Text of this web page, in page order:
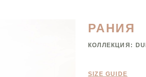
РАНИЯ
КОЛЛЕКЦИЯ:
SIZE GUIDE